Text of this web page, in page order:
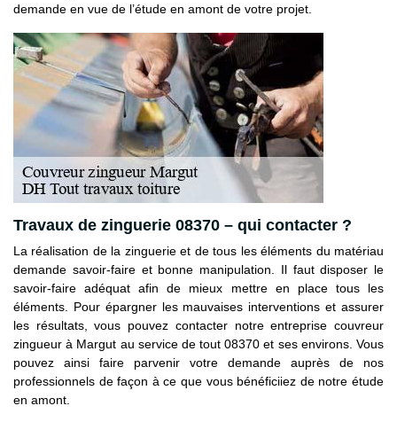
demande en vue de l’étude en amont de votre projet.
Travaux de zinguerie 08370 – qui contacter ?
La réalisation de la zinguerie et de tous les éléments du matériau
demande savoir-faire et bonne manipulation. Il faut disposer le
savoir-faire adéquat afin de mieux mettre en place tous les
éléments. Pour épargner les mauvaises interventions et assurer
les résultats, vous pouvez contacter notre entreprise couvreur
zingueur à Margut au service de tout 08370 et ses environs. Vous
pouvez ainsi faire parvenir votre demande auprès de nos
professionnels de façon à ce que vous bénéficiiez de notre étude
en amont.